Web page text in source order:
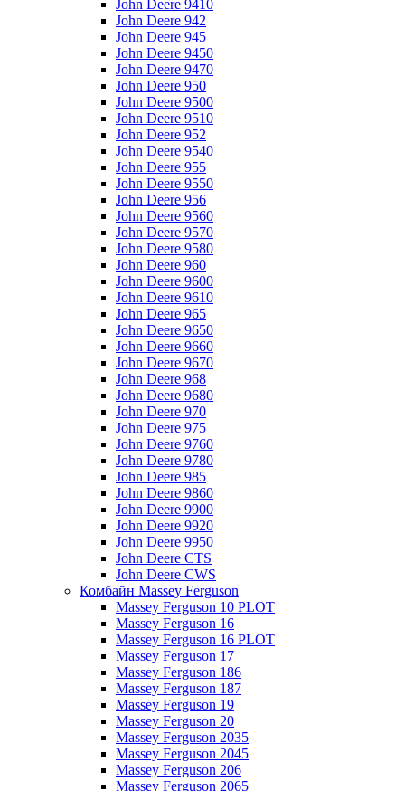
John Deere 9410
John Deere 942
John Deere 945
John Deere 9450
John Deere 9470
John Deere 950
John Deere 9500
John Deere 9510
John Deere 952
John Deere 9540
John Deere 955
John Deere 9550
John Deere 956
John Deere 9560
John Deere 9570
John Deere 9580
John Deere 960
John Deere 9600
John Deere 9610
John Deere 965
John Deere 9650
John Deere 9660
John Deere 9670
John Deere 968
John Deere 9680
John Deere 970
John Deere 975
John Deere 9760
John Deere 9780
John Deere 985
John Deere 9860
John Deere 9900
John Deere 9920
John Deere 9950
John Deere CTS
John Deere CWS
Комбайн Massey Ferguson
Massey Ferguson 10 PLOT
Massey Ferguson 16
Massey Ferguson 16 PLOT
Massey Ferguson 17
Massey Ferguson 186
Massey Ferguson 187
Massey Ferguson 19
Massey Ferguson 20
Massey Ferguson 2035
Massey Ferguson 2045
Massey Ferguson 206
Massey Ferguson 2065